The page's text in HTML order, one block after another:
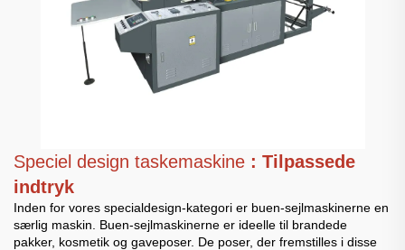
Speciel design taskemaskine : Tilpassede
indtryk
Inden for vores specialdesign-kategori er buen-sejlmaskinerne en
særlig maskin. Buen-sejlmaskinerne er ideelle til brandede
pakker, kosmetik og gaveposer. De poser, der fremstilles i disse